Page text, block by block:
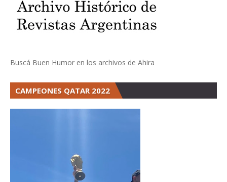
Buscá Buen Humor en los archivos de Ahira
CAMPEONES QATAR 2022